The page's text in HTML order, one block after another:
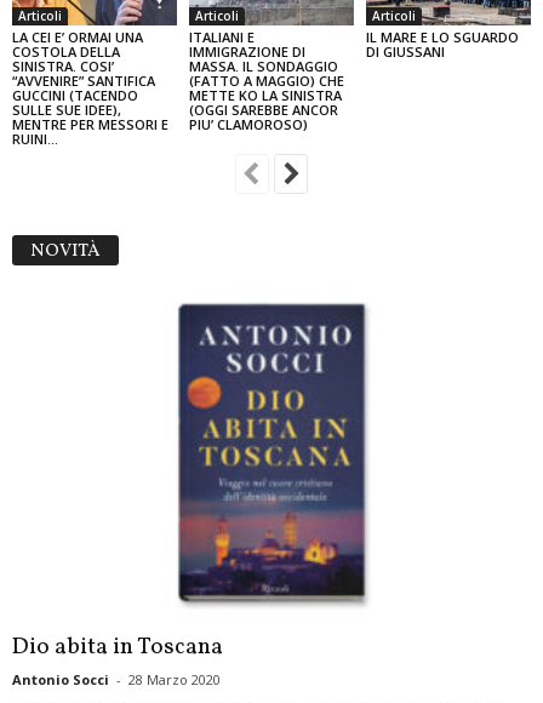
Articoli
LA CEI E’ ORMAI UNA
COSTOLA DELLA
SINISTRA. COSI’
“AVVENIRE” SANTIFICA
GUCCINI (TACENDO
SULLE SUE IDEE),
MENTRE PER MESSORI E
RUINI…
Articoli
ITALIANI E
IMMIGRAZIONE DI
MASSA. IL SONDAGGIO
(FATTO A MAGGIO) CHE
METTE KO LA SINISTRA
(OGGI SAREBBE ANCOR
PIU’ CLAMOROSO)
Articoli
IL MARE E LO SGUARDO
DI GIUSSANI
NOVITÀ
Dio abita in Toscana
Antonio Socci - 28 Marzo 2020